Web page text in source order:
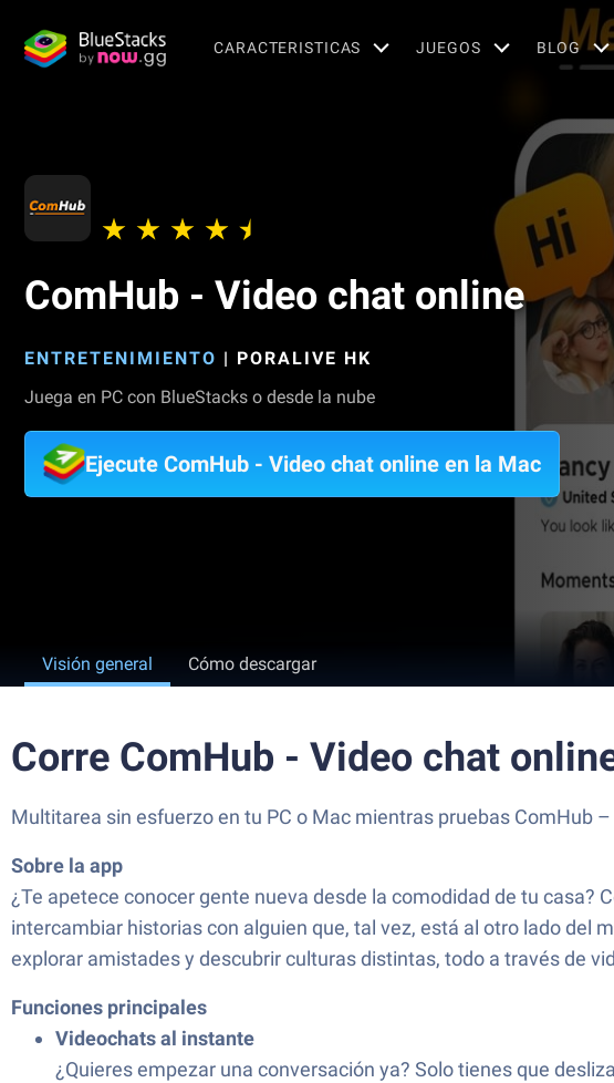
CARACTERISTICAS JUEGOS BLOG
ComHub - Video chat online
ENTRETENIMIENTO | PORALIVE HK
Juega en PC con BlueStacks o desde la nube
Ejecute ComHub - Video chat online en la Mac
Visión general Cómo descargar
Corre ComHub - Video chat
Multitarea sin esfuerzo en tu PC o Mac mientras pruebas ComHub
Sobre la app
¿Te apetece conocer gente nueva desde la comodidad de tu casa?
intercambiar historias con alguien que, tal vez, está al otro lado del
explorar amistades y descubrir culturas distintas, todo a través de
Funciones principales
Videochats al instante
¿Quieres empezar una conversación ya? Solo tienes que